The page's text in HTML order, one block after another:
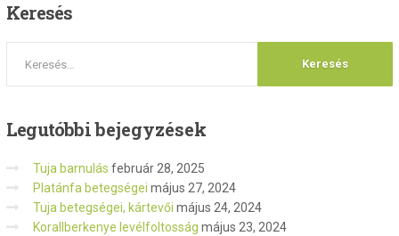
Keresés
Legutóbbibejegyzések
Tuja barnulás február 28, 2025
Platánfa betegségei május 27, 2024
Tuja betegségei, kártevői május 24, 2024
Korallberkenye levélfoltosság május 23, 2024